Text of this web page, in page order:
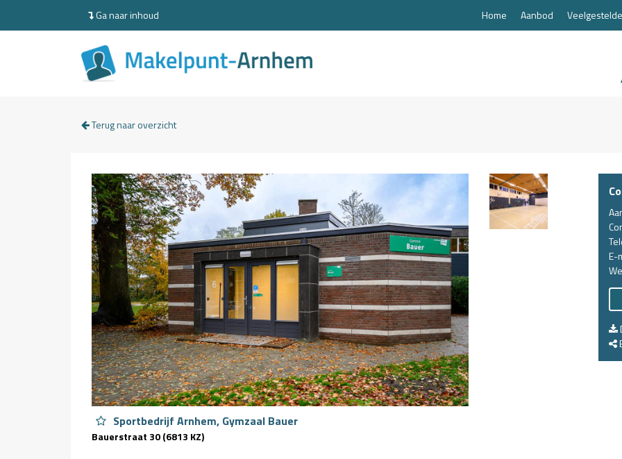
Ga naar inhoud Home Aanbod
Terug naar overzicht
Sportbedrijf Arnhem, Gymzaal Bauer
Bauerstraat 30 (6813 KZ)
E-